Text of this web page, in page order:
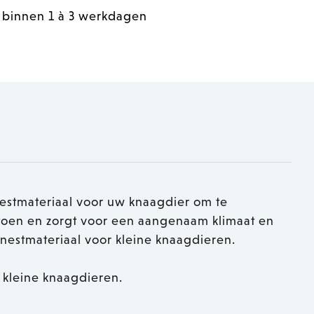
1 à 3 werkdagen
voor uw knaagdier om te
en zorgt voor een aangenaam klimaat en
voor kleine knaagdieren.
knaagdieren.